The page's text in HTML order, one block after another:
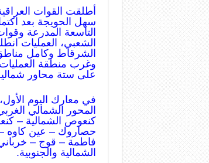
سهل الحويجة بعد
التاسعة المدرعة
الشعبي، العمليات
الشرقاط وكامل
وغرب منطقة
على ستة محاور
في معارك اليوم
المحور الشمالي
كنعوص الشمالية –
حصاروك – عين كاوه –
فاطمة – قوج –
الشمالية والجنوبية.